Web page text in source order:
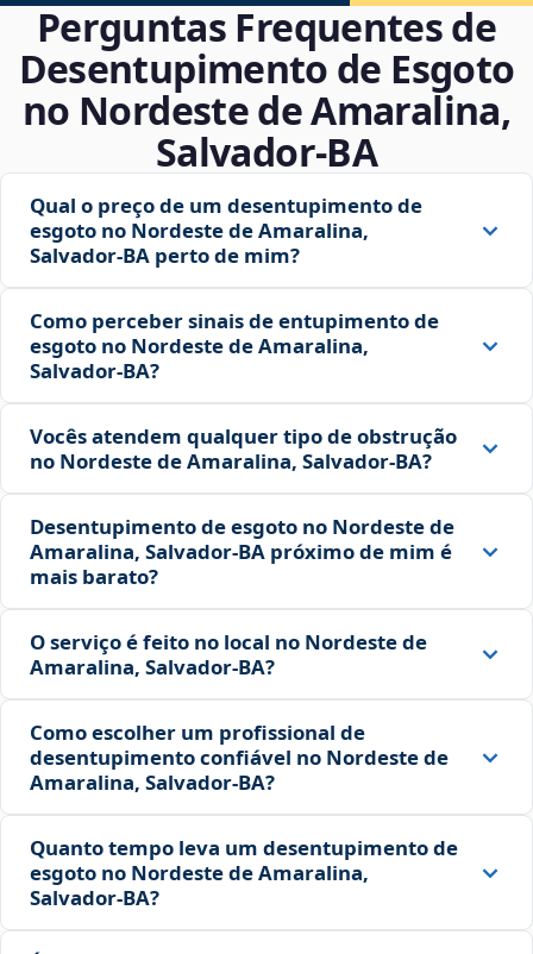
Perguntas Frequentes de
Desentupimento de Esgoto
no Nordeste de Amaralina,
Salvador‑BA
Qual o preço de um desentupimento de
esgoto no Nordeste de Amaralina,
Salvador‑BA perto de mim?
Como perceber sinais de entupimento de
esgoto no Nordeste de Amaralina,
Salvador‑BA?
Vocês atendem qualquer tipo de obstrução
no Nordeste de Amaralina, Salvador‑BA?
Desentupimento de esgoto no Nordeste de
Amaralina, Salvador‑BA próximo de mim é
mais barato?
O serviço é feito no local no Nordeste de
Amaralina, Salvador‑BA?
Como escolher um profissional de
desentupimento confiável no Nordeste de
Amaralina, Salvador‑BA?
Quanto tempo leva um desentupimento de
esgoto no Nordeste de Amaralina,
Salvador‑BA?